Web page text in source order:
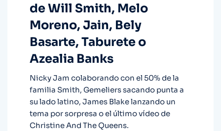
de Will Smith, Melo
Moreno, Jain, Bely
Basarte, Taburete o
Azealia Banks
Nicky Jam colaborando con el 50% de la
familia Smith, Gemeliers sacando punta a
su lado latino, James Blake lanzando un
tema por sorpresa o el último vídeo de
Christine And The Queens.